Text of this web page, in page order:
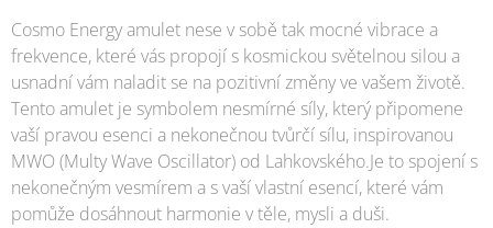
Cosmo Energy amulet nese v sobě tak mocné vibrace a
frekvence, které vás propojí s kosmickou světelnou silou a
usnadní vám naladit se na pozitivní změny ve vašem životě.
Tento amulet je symbolem nesmírné síly, který připomene
vaší pravou esenci a nekonečnou tvůrčí sílu, inspirovanou
MWO (Multy Wave Oscillator) od Lahkovského.Je to spojení s
nekonečným vesmírem a s vaší vlastní esencí, které vám
pomůže dosáhnout harmonie v těle, mysli a duši.